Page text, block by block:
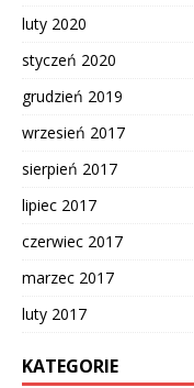
luty 2020
styczeń 2020
grudzień 2019
wrzesień 2017
sierpień 2017
lipiec 2017
czerwiec 2017
marzec 2017
luty 2017
KATEGORIE